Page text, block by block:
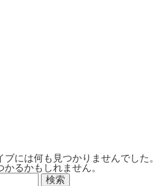
には何も見つかりませんでした。
るかもしれません。